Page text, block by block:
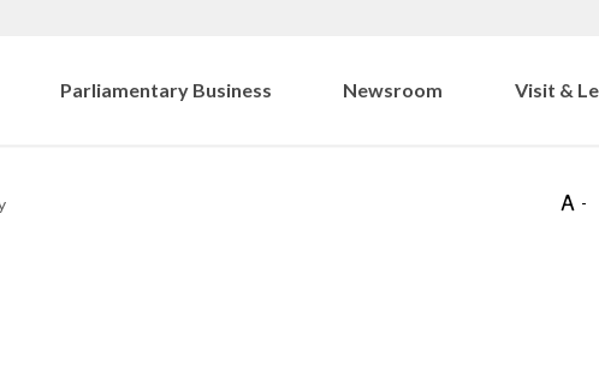
Parliamentary Business Newsroom Visit &